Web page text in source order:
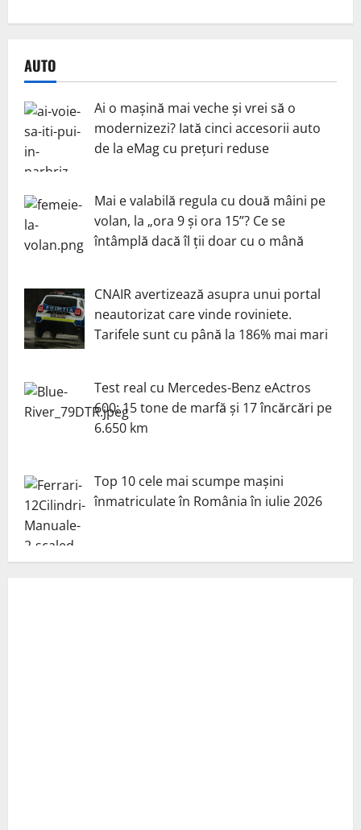
AUTO
Ai o mașină mai veche și vrei să o
modernizezi? Iată cinci accesorii auto
de la eMag cu prețuri reduse
Mai e valabilă regula cu două mâini pe
volan, la „ora 9 și ora 15”? Ce se
întâmplă dacă îl ții doar cu o mână
CNAIR avertizează asupra unui portal
neautorizat care vinde roviniete.
Tarifele sunt cu până la 186% mai mari
Test real cu Mercedes-Benz eActros
600: 15 tone de marfă și 17 încărcări pe
6.650 km
Top 10 cele mai scumpe mașini
înmatriculate în România în iulie 2026